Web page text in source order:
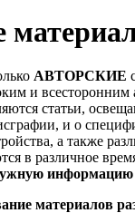
АВТОРСКИЕ
и
статьи,
и о
а также
в различное
материалов